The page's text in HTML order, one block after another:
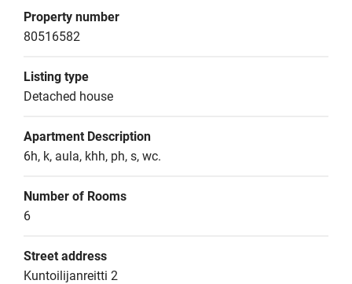
Property number
80516582
Listing type
Detached house
Apartment Description
6h, k, aula, khh, ph, s, wc.
Number of Rooms
6
Street address
Kuntoilijanreitti 2